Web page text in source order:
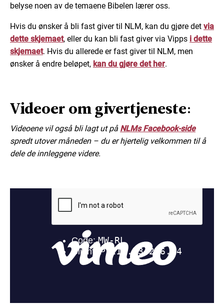
belyse noen av de temaene Bibelen lærer oss.
Hvis du ønsker å bli fast giver til NLM, kan du gjøre det via
dette skjemaet, eller du kan bli fast giver via Vipps i dette
skjemaet. Hvis du allerede er fast giver til NLM, men
ønsker å endre beløpet, kan du gjøre det her.
Videoer om givertjeneste:
Videoene vil også bli lagt ut på NLMs Facebook-side
spredt utover måneden – du er hjertelig velkommen til å
dele de innleggene videre.